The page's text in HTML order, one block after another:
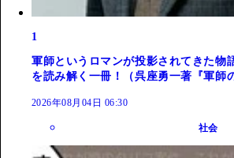
1
軍師というロマンが投影されてきた物
を読み解く一冊！（呉座勇一著『軍師
2026年08月04日 06:30
社会